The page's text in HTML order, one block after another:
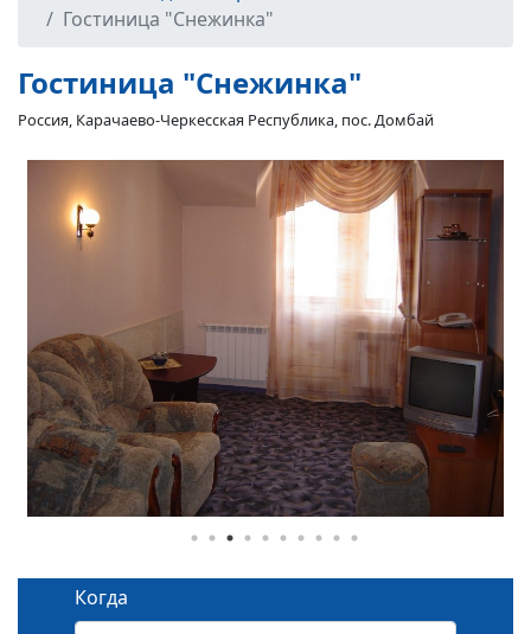
Гостиница "Снежинка"
Гостиница "Снежинка"
Россия, Карачаево-Черкесская Республика, пос. Домбай
Когда